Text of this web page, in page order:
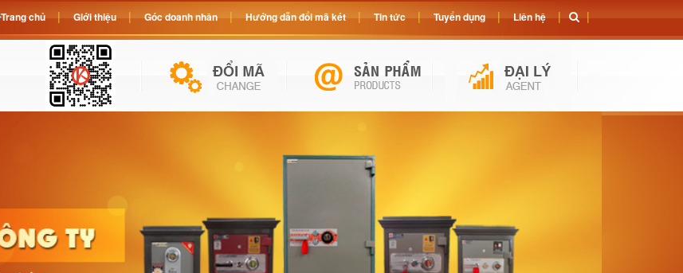
Trang chủ Giới thiệu Góc doanh nhân Hướng dẫn đổi mã két Tin tức Tuyển dụng Liên hệ